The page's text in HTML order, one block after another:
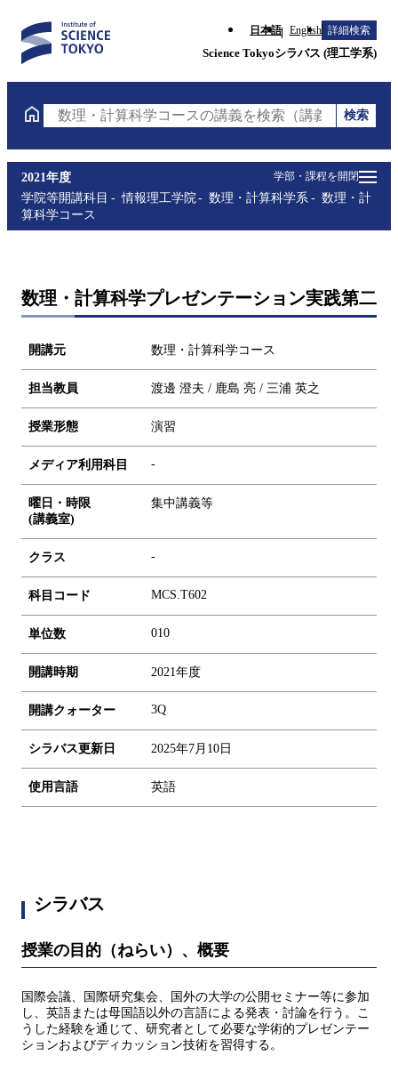
日本語 English 詳細検索
Science Tokyoシラバス (理工学系)
数理・計算科学コースの講義を検索（講義名・科目
検索
学部・課程を開閉
2021年度
学院等開講科目
情報理工学院 数理・計算科学系
数理・計
算科学コース
数理・計算科学プレゼンテーション実践第二
開講元 数理・計算科学コース
担当教員 渡邊 澄夫 / 鹿島 亮 / 三浦 英之
授業形態 演習
メディア利用科目 -
曜日・時限
(講義室)
集中講義等
クラス -
科目コード MCS.T602
単位数 010
開講時期 2021年度
開講クォーター 3Q
シラバス更新日 2025年7月10日
使用言語 英語
シラバス
授業の目的（ねらい）、概要
国際会議、国際研究集会、国外の大学の公開セミナー等に参加
し、英語または母国語以外の言語による発表・討論を行う。こ
うした経験を通じて、研究者として必要な学術的プレゼンテー
ションおよびディカッション技術を習得する。